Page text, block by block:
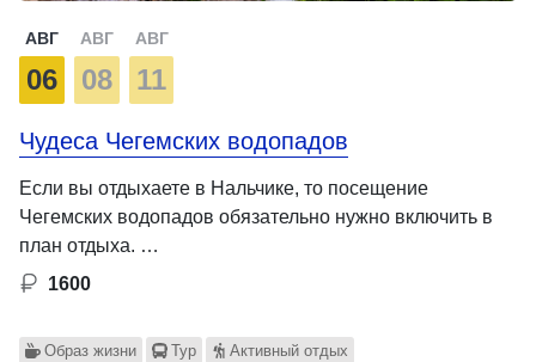
АВГ
06
АВГ
08
АВГ
11
Чудеса Чегемских водопадов
Если вы отдыхаете в Нальчике, то посещение
Чегемских водопадов обязательно нужно включить в
план отдыха. …
1600
Образ жизни Тур Активный отдых